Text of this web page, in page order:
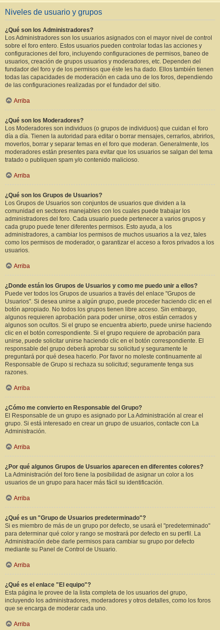
Niveles de usuario y grupos
¿Qué son los Administradores?
Los Administradores son los usuarios asignados con el mayor nivel de control
sobre el foro entero. Estos usuarios pueden controlar todas las acciones y
configuraciones del foro, incluyendo configuraciones de permisos, baneo de
usuarios, creación de grupos usuarios y moderadores, etc. Dependen del
fundador del foro y de los permisos que éste les ha dado. Ellos también tienen
todas las capacidades de moderación en cada uno de los foros, dependiendo
de las configuraciones realizadas por el fundador del sitio.
Arriba
¿Qué son los Moderadores?
Los Moderadores son individuos (o grupos de individuos) que cuidan el foro
día a día. Tienen la autoridad para editar o borrar mensajes, cerrarlos, abrirlos,
moverlos, borrar y separar temas en el foro que moderan. Generalmente, los
moderadores están presentes para evitar que los usuarios se salgan del tema
tratado o publiquen spam y/o contenido malicioso.
Arriba
¿Qué son los Grupos de Usuarios?
Los Grupos de Usuarios son conjuntos de usuarios que dividen a la
comunidad en sectores manejables con los cuales puede trabajar los
administradores del foro. Cada usuario puede pertenecer a varios grupos y
cada grupo puede tener diferentes permisos. Esto ayuda, a los
administradores, a cambiar los permisos de muchos usuarios a la vez, tales
como los permisos de moderador, o garantizar el acceso a foros privados a los
usuarios.
Arriba
¿Donde están los Grupos de Usuarios y como me puedo unir a ellos?
Puede ver todos los Grupos de usuarios a través del enlace "Grupos de
Usuarios". Si desea unirse a algún grupo, puede proceder haciendo clic en el
botón apropiado. No todos los grupos tienen libre acceso. Sin embargo,
algunos requieren aprobación para poder unirse, otros están cerrados y
algunos son ocultos. Si el grupo se encuentra abierto, puede unirse haciendo
clic en el botón correspondiente. Si el grupo requiere de aprobación para
unirse, puede solicitar unirse haciendo clic en el botón correspondiente. El
responsable del grupo deberá aprobar su solicitud y seguramente le
preguntará por qué desea hacerlo. Por favor no moleste continuamente al
Responsable de Grupo si rechaza su solicitud; seguramente tenga sus
razones.
Arriba
¿Cómo me convierto en Responsable del Grupo?
El Responsable de un grupo es asignado por La Administración al crear el
grupo. Si está interesado en crear un grupo de usuarios, contacte con La
Administración.
Arriba
¿Por qué algunos Grupos de Usuarios aparecen en diferentes colores?
La Administración del foro tiene la posibilidad de asignar un color a los
usuarios de un grupo para hacer más fácil su identificación.
Arriba
¿Qué es un "Grupo de Usuarios predeterminado"?
Si es miembro de más de un grupo por defecto, se usará el "predeterminado"
para determinar qué color y rango se mostrará por defecto en su perfil. La
Administración debe darle permisos para cambiar su grupo por defecto
mediante su Panel de Control de Usuario.
Arriba
¿Qué es el enlace "El equipo"?
Esta página le provee de la lista completa de los usuarios del grupo,
incluyendo los administradores, moderadores y otros detalles, como los foros
que se encarga de moderar cada uno.
Arriba